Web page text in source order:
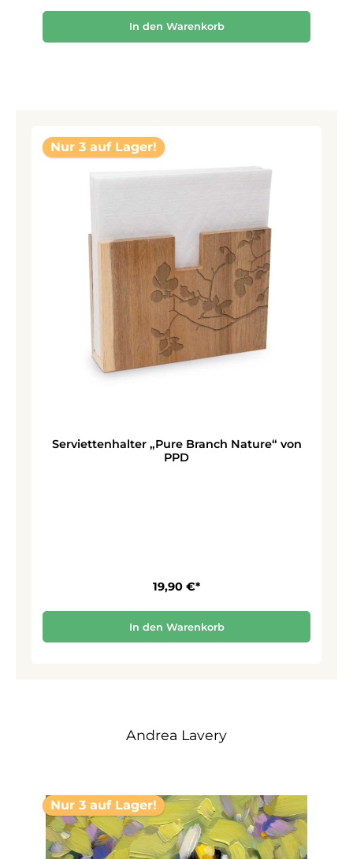
In den Warenkorb
Nur 3 auf Lager!
Serviettenhalter „Pure Branch Nature“ von
PPD
19,90 €*
In den Warenkorb
Andrea Lavery
Nur 3 auf Lager!